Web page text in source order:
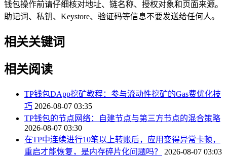
钱包操作前请仔细核对地址、链名称、授权对象和页面来源。
助记词、私钥、Keystore、验证码等信息不要发送给任何人。
相关关键词
相关阅读
TP钱包DApp挖矿教程：参与流动性挖矿的Gas费优化技
巧 2026-08-07 03:35
TP钱包的节点网络：自建节点与第三方节点的混合策略
2026-08-07 03:30
在TP中连续进行10笔以上转账后，应用变得异常卡顿，
重启才能恢复，是内存碎片化问题吗？
2026-08-07 03:03